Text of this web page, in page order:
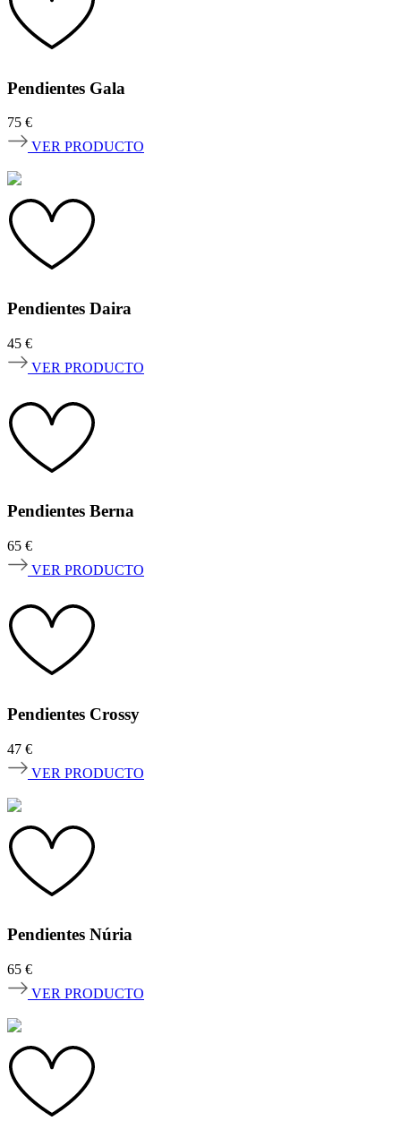
Pendientes Gala
75 €
VER PRODUCTO
Pendientes Daira
45 €
VER PRODUCTO
Pendientes Berna
65 €
VER PRODUCTO
Pendientes Crossy
47 €
VER PRODUCTO
Pendientes Núria
65 €
VER PRODUCTO